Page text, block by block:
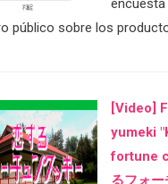
encuesta
público sobre los
[Video]
yumeki
fortune
るフォー